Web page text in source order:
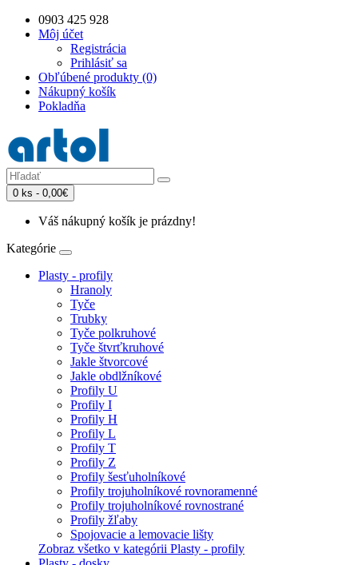
0903 425 928
Môj účet
Registrácia
Prihlásiť sa
Obľúbené produkty (0)
Nákupný košík
Pokladňa
0 ks - 0,00€
Váš nákupný košík je prázdny!
Kategórie
Plasty - profily
Hranoly
Tyče
Trubky
Tyče polkruhové
Tyče štvrťkruhové
Jakle štvorcové
Jakle obdlžníkové
Profily U
Profily I
Profily H
Profily L
Profily T
Profily Z
Profily šesťuholníkové
Profily trojuholníkové rovnoramenné
Profily trojuholníkové rovnostrané
Profily žľaby
Spojovacie a lemovacie lišty
Zobraz všetko v kategórii Plasty - profily